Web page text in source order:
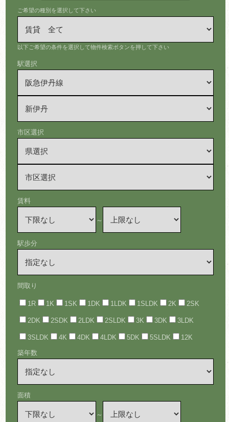
ご希望の種別を選択して下さい
以下ご希望の条件を選択して物件検索ボタンを押して下さい
駅選択
市区選択
賃料
～
駅歩分
間取り
1R 1K 1SK 1DK 1LDK 1SLDK 2K 2SK
2DK 2SDK 2LDK 2SLDK 3K 3DK 3LDK
3SLDK 4K 4DK 4LDK 5DK 5SLDK
12K
築年数
面積
～